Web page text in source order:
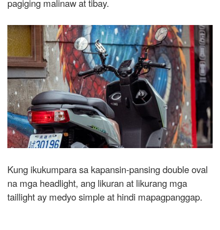
pagiging malinaw at tibay.
Kung ikukumpara sa kapansin-pansing double oval
na mga headlight, ang likuran at likurang mga
taillight ay medyo simple at hindi mapagpanggap.